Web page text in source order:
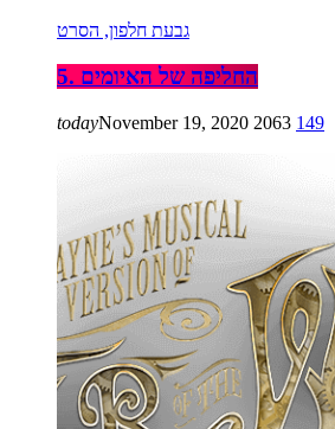
גבעת חלפון, הסרט
5. החליפה של האיומים
todayNovember 19, 2020 2063 149